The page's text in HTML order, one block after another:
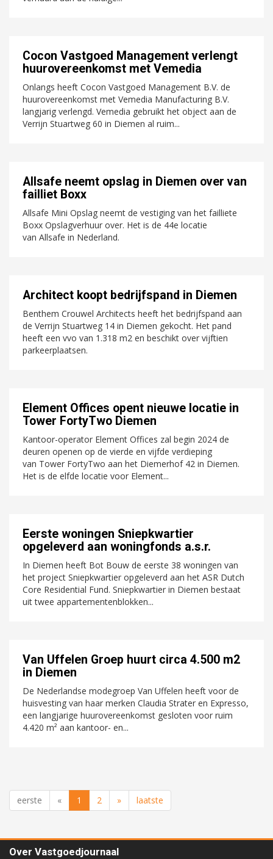
Cocon Vastgoed Management verlengt
huurovereenkomst met Vemedia
Onlangs heeft Cocon Vastgoed Management B.V. de
huurovereenkomst met Vemedia Manufacturing B.V.
langjarig verlengd. Vemedia gebruikt het object aan de
Verrijn Stuartweg 60 in Diemen al ruim...
Allsafe neemt opslag in Diemen over van
failliet Boxx
Allsafe Mini Opslag neemt de vestiging van het failliete
Boxx Opslagverhuur over. Het is de 44e locatie
van Allsafe in Nederland.
Architect koopt bedrijfspand in Diemen
Benthem Crouwel Architects heeft het bedrijfspand aan
de Verrijn Stuartweg 14 in Diemen gekocht. Het pand
heeft een vvo van 1.318 m2 en beschikt over vijftien
parkeerplaatsen.
Element Offices opent nieuwe locatie in
Tower FortyTwo Diemen
Kantoor-operator Element Offices zal begin 2024 de
deuren openen op de vierde en vijfde verdieping
van Tower FortyTwo aan het Diemerhof 42 in Diemen.
Het is de elfde locatie voor Element...
Eerste woningen Sniepkwartier
opgeleverd aan woningfonds a.s.r.
In Diemen heeft Bot Bouw de eerste 38 woningen van
het project Sniepkwartier opgeleverd aan het ASR Dutch
Core Residential Fund. Sniepkwartier in Diemen bestaat
uit twee appartementenblokken...
Van Uffelen Groep huurt circa 4.500 m2
in Diemen
De Nederlandse modegroep Van Uffelen heeft voor de
huisvesting van haar merken Claudia Strater en Expresso,
een langjarige huurovereenkomst gesloten voor ruim
4.420 m² aan kantoor- en...
eerste « 1 2 » laatste
Over Vastgoedjournaal